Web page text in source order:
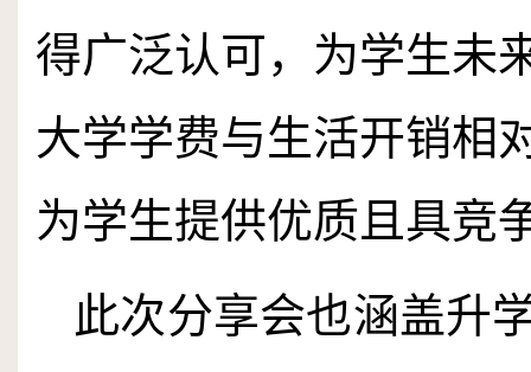
得广泛认可，为学生未
大学学费与生活开销相
为学生提供优质且具竞
此次分享会也涵盖升